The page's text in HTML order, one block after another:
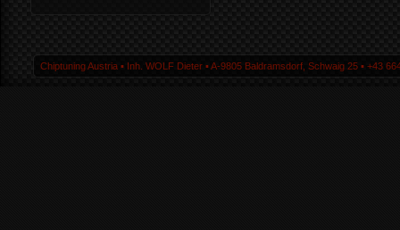
Chiptuning Austria ▪ Inh. WOLF Dieter ▪ A-9805 Baldramsdorf, Schwaig 25 ▪ +43